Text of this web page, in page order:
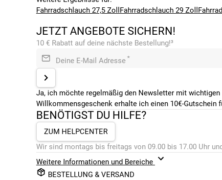
Fahrradschlauch 27,5 Zoll Fahrradschlauch 29 Zoll
JETZT ANGEBOTE SICHERN!
10 € Rabatt auf deine nächste Bestellung!³
Deine E-Mail Adresse *
Ja, ich möchte regelmäßig den Newsletter mit
Willkommensgeschenk erhalte ich einen 10€-Gutschein
BENÖTIGST DU HILFE?
ZUM HELPCENTER
Wir sind montags bis freitags von 09.00 bis 17.00 Uhr
Weitere Informationen und Bereiche
BESTELLUNG & VERSAND